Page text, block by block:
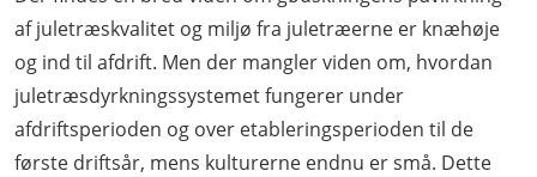
af juletræskvalitet og miljø fra juletræerne er knæhøje
og ind til afdrift. Men der mangler viden om, hvordan
juletræsdyrkningssystemet fungerer under
afdriftsperioden og over etableringsperioden til de
første driftsår, mens kulturerne endnu er små. Dette